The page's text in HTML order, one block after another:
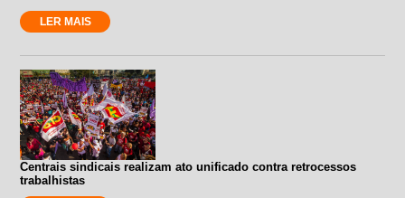
LER MAIS
Centrais sindicais realizam ato unificado contra retrocessos
trabalhistas